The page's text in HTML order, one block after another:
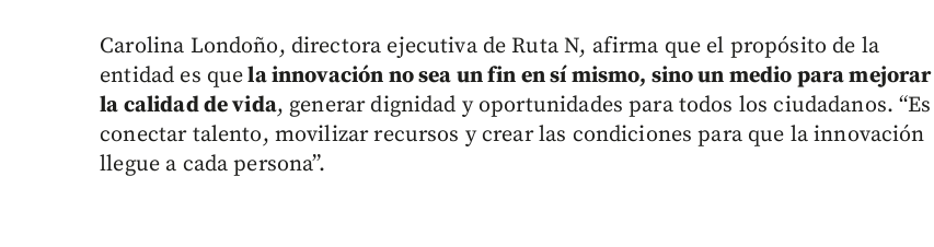
Carolina Londoño, directora ejecutiva de Ruta N, afirma que el propósito de la
entidad es quela innovación no sea un fin en sí mismo, sino un medio para mejorar
la calidad de vida, generar dignidad y oportunidades para todos los ciudadanos. “Es
conectar talento, movilizar recursos y crear las condiciones para que la innovación
llegue a cada persona”.